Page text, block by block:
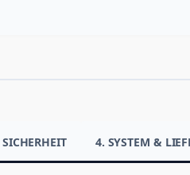
4. SYSTEM &